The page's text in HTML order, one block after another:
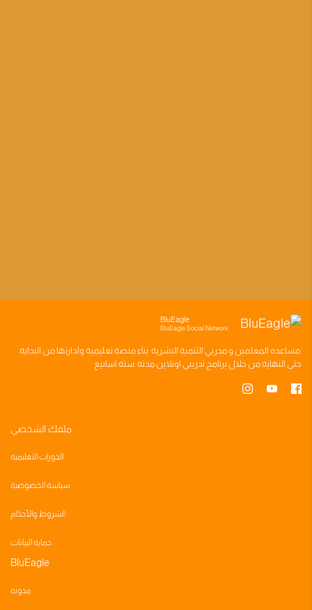
BluEagle
BluEagle Social Network
مساعده المعلمين ومدربي التنميه البشريه بناءمنصه تعليميه وادارتها من البدايه
حتى النهايه من خلال برنامج تدريبي اونلاين مدته سته اسابيع
ملفك الشخصي
الدورات التعليمية
سياسة الخصوصية
الشروط والأحكام
حماية البيانات
BluEagle
مدونه